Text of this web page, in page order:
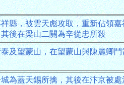
縣，被雲天彪攻取，重新佔領
後在梁山二關為辛從忠所殺
及望蒙山，在望蒙山與陳麗卿
為蓋天錫所擒，其後在汴京被處